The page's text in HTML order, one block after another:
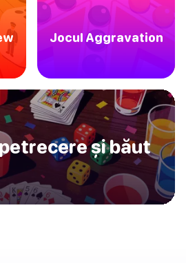
Jocul Aggravation
și băut